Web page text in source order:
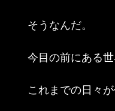
そうなんだ。
今目の前にある
これまでの日々